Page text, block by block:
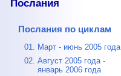
Послания
Послания по циклам
01. Март - июнь 2005 года
02. Август 2005 года -
январь 2006 года